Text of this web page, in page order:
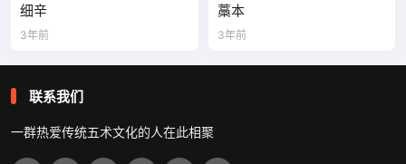
细辛
3年前
藁本
3年前
联系我们
一群热爱传统五术文化的人在此相聚